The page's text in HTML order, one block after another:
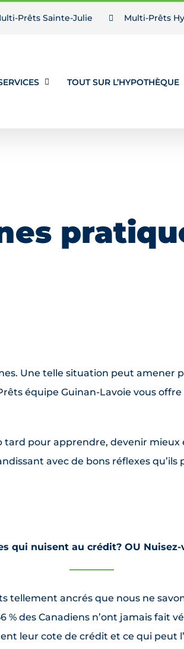
Prêts Sainte-Julie Multi-Prêts
TOUT SUR L’HYPOTHÈQUE
Une telle situation peut amener
équipe Guinan-Lavoie vous
tard pour apprendre, devenir
avec de bons réflexes
qui nuisent au crédit? OU
ancrés que nous ne
% des Canadiens n’ont jamais fait
leur cote de crédit et ce qui peut